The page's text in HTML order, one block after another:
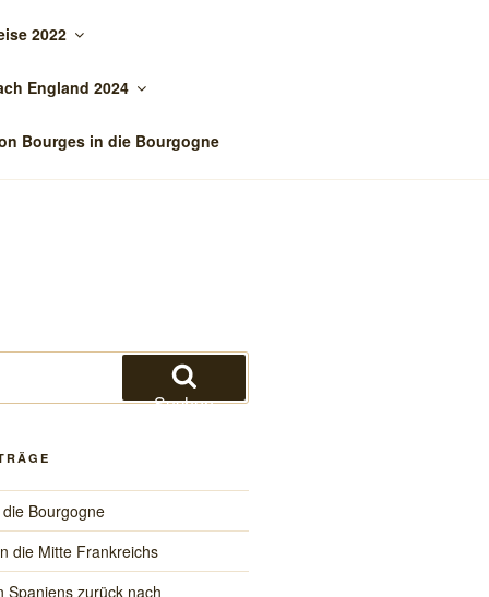
2022
England 2024
Bourges in die Bourgogne
Suchen
Bourgogne
die Mitte Frankreichs
Spaniens zurück nach